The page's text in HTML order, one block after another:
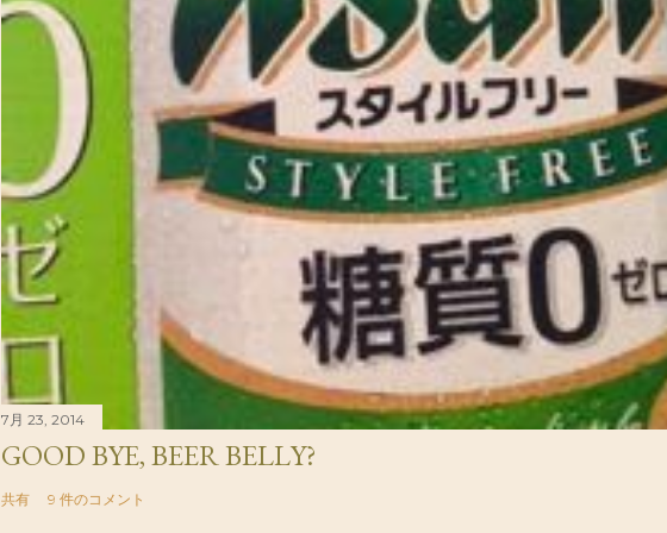
7月 23, 2014
GOOD BYE, BEER BELLY?
共有 9 件のコメント